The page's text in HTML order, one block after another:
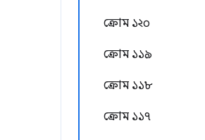
ক্রোম ১২০
ক্রোম ১১৯
ক্রোম ১১৮
ক্রোম ১১৭